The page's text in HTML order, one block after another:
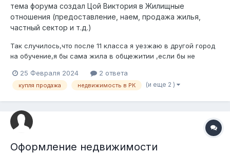
тема форума создал Цой Виктория в Жилищные
отношения (предоставление, наем, продажа жилья,
частный сектор и т.д.)
Так случилось,что после 11 класса я уезжаю в другой город
на обучение,я бы сама жила в общежитии ,если бы не
общежитие не берут,а аренду квартиры ,куда можно с
животными не найти,остаётся только покупка,деньги я
25 Февраля 2024 2 ответа
купля продажа недвижимость в РК (и еще 2 )
Оформление недвижимости